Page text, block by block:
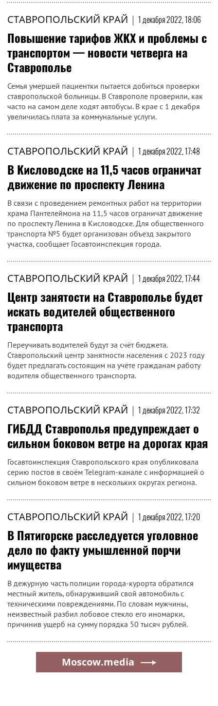
СТАВРОПОЛЬСКИЙ КРАЙ | 1 декабря 2022, 18:06
Повышение тарифов ЖКХ и проблемы с
транспортом — новости четверга на
Ставрополье
Семья умершей пациентки пытается добиться проверки
ставропольской больницы. В Ставрополе проверили, как
часто на самом деле ходят автобусы. В крае с 1 декабря
увеличилась плата за коммунальные услуги.
СТАВРОПОЛЬСКИЙ КРАЙ | 1 декабря 2022, 17:48
В Кисловодске на 11,5 часов ограничат
движение по проспекту Ленина
В связи с проведением ремонтных работ на территории
храма Пантелеймона на 11,5 часов ограничат движение
по проспекту Ленина в Кисловодске. Для общественного
транспорта №5 будет организован объезд закрытого
участка, сообщает Госавтоинспекция города.
СТАВРОПОЛЬСКИЙ КРАЙ | 1 декабря 2022, 17:44
Центр занятости на Ставрополье будет
искать водителей общественного
транспорта
Переучивать водителей будут за счёт бюджета.
Ставропольский центр занятности населения с 2023 году
будет предлагать состоящим на учёте гражданам работу
водителя общественного транспорта.
СТАВРОПОЛЬСКИЙ КРАЙ | 1 декабря 2022, 17:32
ГИБДД Ставрополья предупреждает о
сильном боковом ветре на дорогах края
Госавтоинспекция Ставропольского края опубликовала
серию постов в своём Telegram-канале с информацией о
сильном боковом ветре в нескольких округах региона.
СТАВРОПОЛЬСКИЙ КРАЙ | 1 декабря 2022, 17:20
В Пятигорске расследуется уголовное
дело по факту умышленной порчи
имущества
В дежурную часть полиции города-курорта обратился
местный житель, обнаруживший свой автомобиль с
техническими повреждениями. По словам мужчины,
неизвестный разбил лобовое стекло его иномарки,
причинив ущерб на сумму порядка 50 тысяч рублей.
Moscow.media